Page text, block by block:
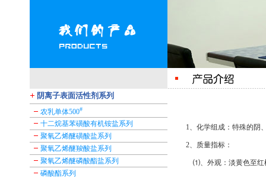
阴离子表面活性剂系列
农乳单体500#
十二烷基苯磺酸有机铵盐系列
聚氧乙烯醚磺酸盐系列
聚氧乙烯醚羧酸盐系列
聚氧乙烯醚磷酸酯盐系列
磷酸酯系列
1、化学组成：特殊的阴
2、质量指标：
⑴、外观：淡黄色至红